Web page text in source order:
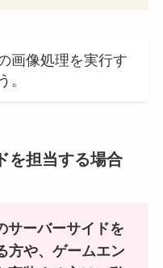
画像処理を実行す
。
を担当する場合
サーバーサイドを
方や、ゲームエン